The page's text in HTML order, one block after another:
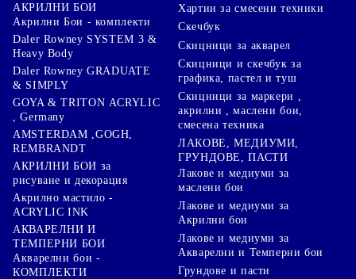
АКРИЛНИ БОИ
Акрилни Бои - комплекти
Daler Rowney SYSTEM 3 &
Heavy Body
Daler Rowney GRADUATE
& SIMPLY
GOYA & TRITON АCRYLIC
, Germany
AMSTERDAM ,GOGH,
REMBRANDT
АКРИЛНИ БОИ за
рисуване и декорация
Акрилно мастило -
ACRYLIC INK
АКВАРЕЛНИ И
ТЕМПЕРНИ БОИ
Акварелни бои -
КОМПЛЕКТИ
Хартии за смесени техники
Скечбук
Скицници за акварел
Скицници и скечбук за
графика, пастел и туш
Скицници за маркери ,
акрилни , маслени бои,
смесена техника
ЛАКОВЕ, МЕДИУМИ,
ГРУНДОВЕ, ПАСТИ
Лакове и медиуми за
маслени бои
Лакове и медиуми за
Акрилни бои
Лакове и медиуми за
Акварелни и Темперни бои
Грундове и пасти